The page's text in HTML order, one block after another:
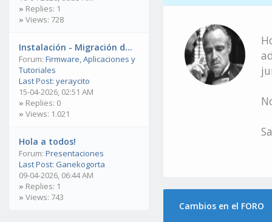
» Replies: 1
»Views: 728
Instalación - Migración d...
Forum:Firmware, Aplicaciones y
Tutoriales
Last Post: yeraycito
15-04-2026, 02:51 AM
» Replies: 0
»Views: 1.021
Hola a todos!
Forum:Presentaciones
Last Post: Ganekogorta
09-04-2026, 06:44 AM
» Replies: 1
»Views: 743
Cambios en el FORO